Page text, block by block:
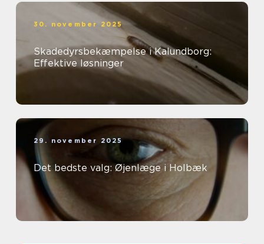
30. november 2025
Skadedyrsbekæmpelse i Kalundborg:
Effektive løsninger
29. november 2025
Det bedste valg: Øjenlæge i Holbæk